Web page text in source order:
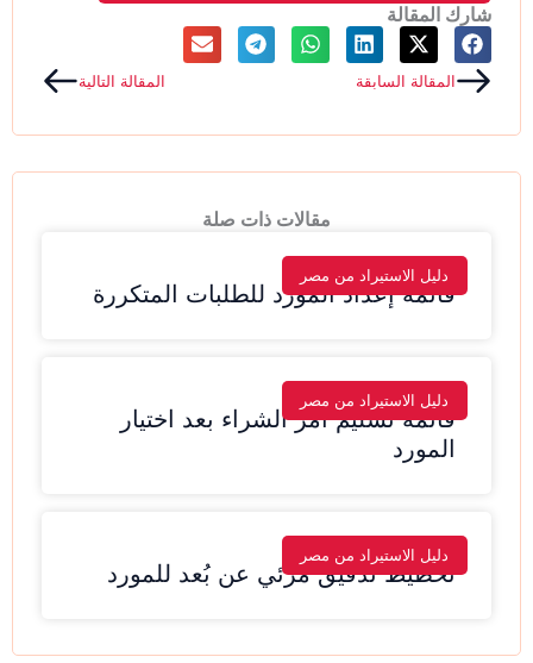
شارك المقالة
Prevالمقالة السابقة المقالة التاليةNext
مقالات ذات صلة
دليل الاستيراد من مصر
قائمة إعداد المورد للطلبات المتكررة
دليل الاستيراد من مصر
قائمة تسليم أمر الشراء بعد اختيار
المورد
دليل الاستيراد من مصر
تخطيط تدقيق مرئي عن بُعد للمورد